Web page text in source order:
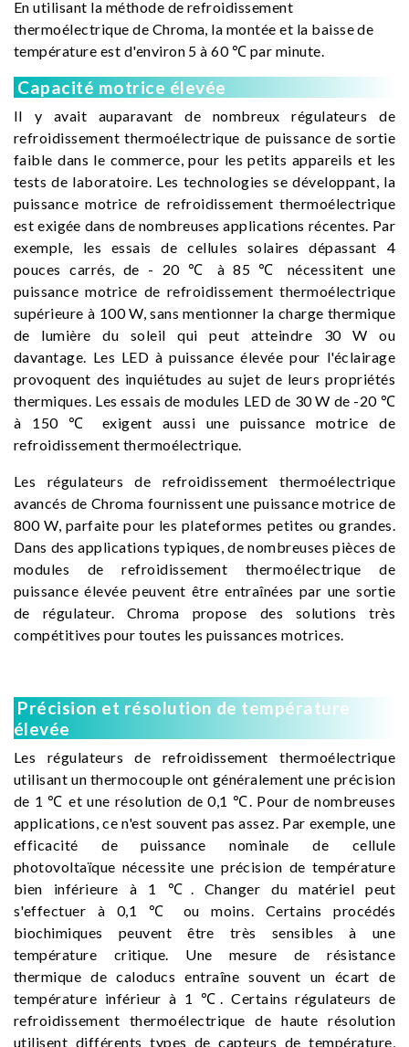
En utilisant la méthode de refroidissement
thermoélectrique de Chroma, la montée et la baisse de
température est d'environ 5 à 60 ℃ par minute.
Capacité motrice élevée
Il y avait auparavant de nombreux régulateurs de
refroidissement thermoélectrique de puissance de sortie
faible dans le commerce, pour les petits appareils et les
tests de laboratoire. Les technologies se développant, la
puissance motrice de refroidissement thermoélectrique
est exigée dans de nombreuses applications récentes. Par
exemple, les essais de cellules solaires dépassant 4
pouces carrés, de - 20 ℃ à 85 ℃ nécessitent une
puissance motrice de refroidissement thermoélectrique
supérieure à 100 W, sans mentionner la charge thermique
de lumière du soleil qui peut atteindre 30 W ou
davantage. Les LED à puissance élevée pour l'éclairage
provoquent des inquiétudes au sujet de leurs propriétés
thermiques. Les essais de modules LED de 30 W de -20 ℃
à 150 ℃ exigent aussi une puissance motrice de
refroidissement thermoélectrique.
Les régulateurs de refroidissement thermoélectrique
avancés de Chroma fournissent une puissance motrice de
800 W, parfaite pour les plateformes petites ou grandes.
Dans des applications typiques, de nombreuses pièces de
modules de refroidissement thermoélectrique de
puissance élevée peuvent être entraînées par une sortie
de régulateur. Chroma propose des solutions très
compétitives pour toutes les puissances motrices.
Précision et résolution de température
élevée
Les régulateurs de refroidissement thermoélectrique
utilisant un thermocouple ont généralement une précision
de 1 ℃ et une résolution de 0,1 ℃. Pour de nombreuses
applications, ce n'est souvent pas assez. Par exemple, une
efficacité de puissance nominale de cellule
photovoltaïque nécessite une précision de température
bien inférieure à 1 ℃. Changer du matériel peut
s'effectuer à 0,1 ℃ ou moins. Certains procédés
biochimiques peuvent être très sensibles à une
température critique. Une mesure de résistance
thermique de caloducs entraîne souvent un écart de
température inférieur à 1 ℃. Certains régulateurs de
refroidissement thermoélectrique de haute résolution
utilisent différents types de capteurs de température,